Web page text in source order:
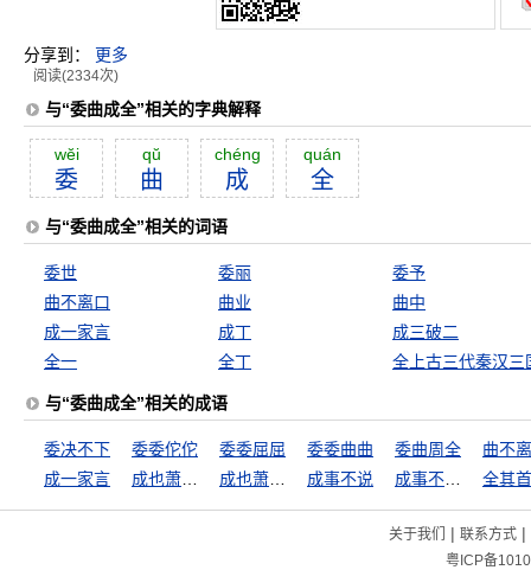
分享到： 更多
阅读(2334次)
与“委曲成全”相关的字典解释
wĕi
委
qŭ
曲
chéng
成
quán
全
与“委曲成全”相关的词语
委世 委丽
委予
曲不离口
曲业
曲中
成一家言
成丁
成三破二
全一
全丁
与“委曲成全”相关的成语
委决不下 委委佗佗 委委屈屈 委委曲曲 委曲周全
曲不
成一家言
成事不说 全其
关于我们 | 联系方式|
粤ICP备